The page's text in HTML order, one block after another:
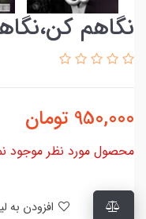
نگاهم
950,000 تومان
محصول مورد نظر موجود